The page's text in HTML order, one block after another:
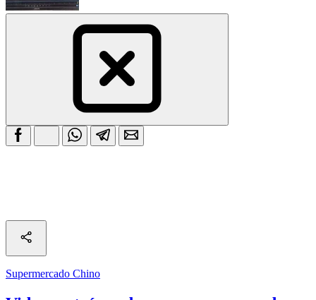
Supermercado Chino